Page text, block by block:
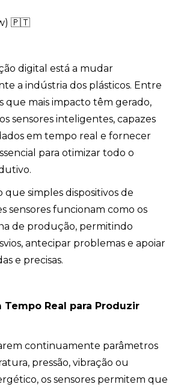
🇵🇹
digital está a mudar
a indústria dos plásticos. Entre
que mais impacto têm gerado,
sensores inteligentes, capazes
em tempo real e fornecer
para otimizar todo o
que simples dispositivos de
sensores funcionam como os
de produção, permitindo
antecipar problemas e apoiar
e precisas.
Tempo Real para Produzir
continuamente parâmetros
pressão, vibração ou
os sensores permitem que